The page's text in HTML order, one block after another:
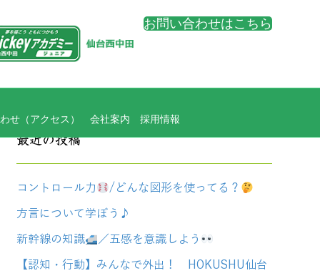
せ（アクセス） 会社案内 採用情報
お問い合わせはこちら
最近の投稿
コントロール力
/どんな図形を使ってる？
方言について学ぼう♪
新幹線の知識
／五感を意識しよう
【認知・行動】みんなで外出！ HOKUSHU仙台